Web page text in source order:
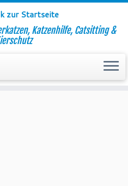
Katzenhilfe, Catsitting &